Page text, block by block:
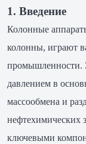
1. Введение
Колонные
колонны, играют
промышленности.
давлением в
массообмена и
нефтехимических
ключевыми